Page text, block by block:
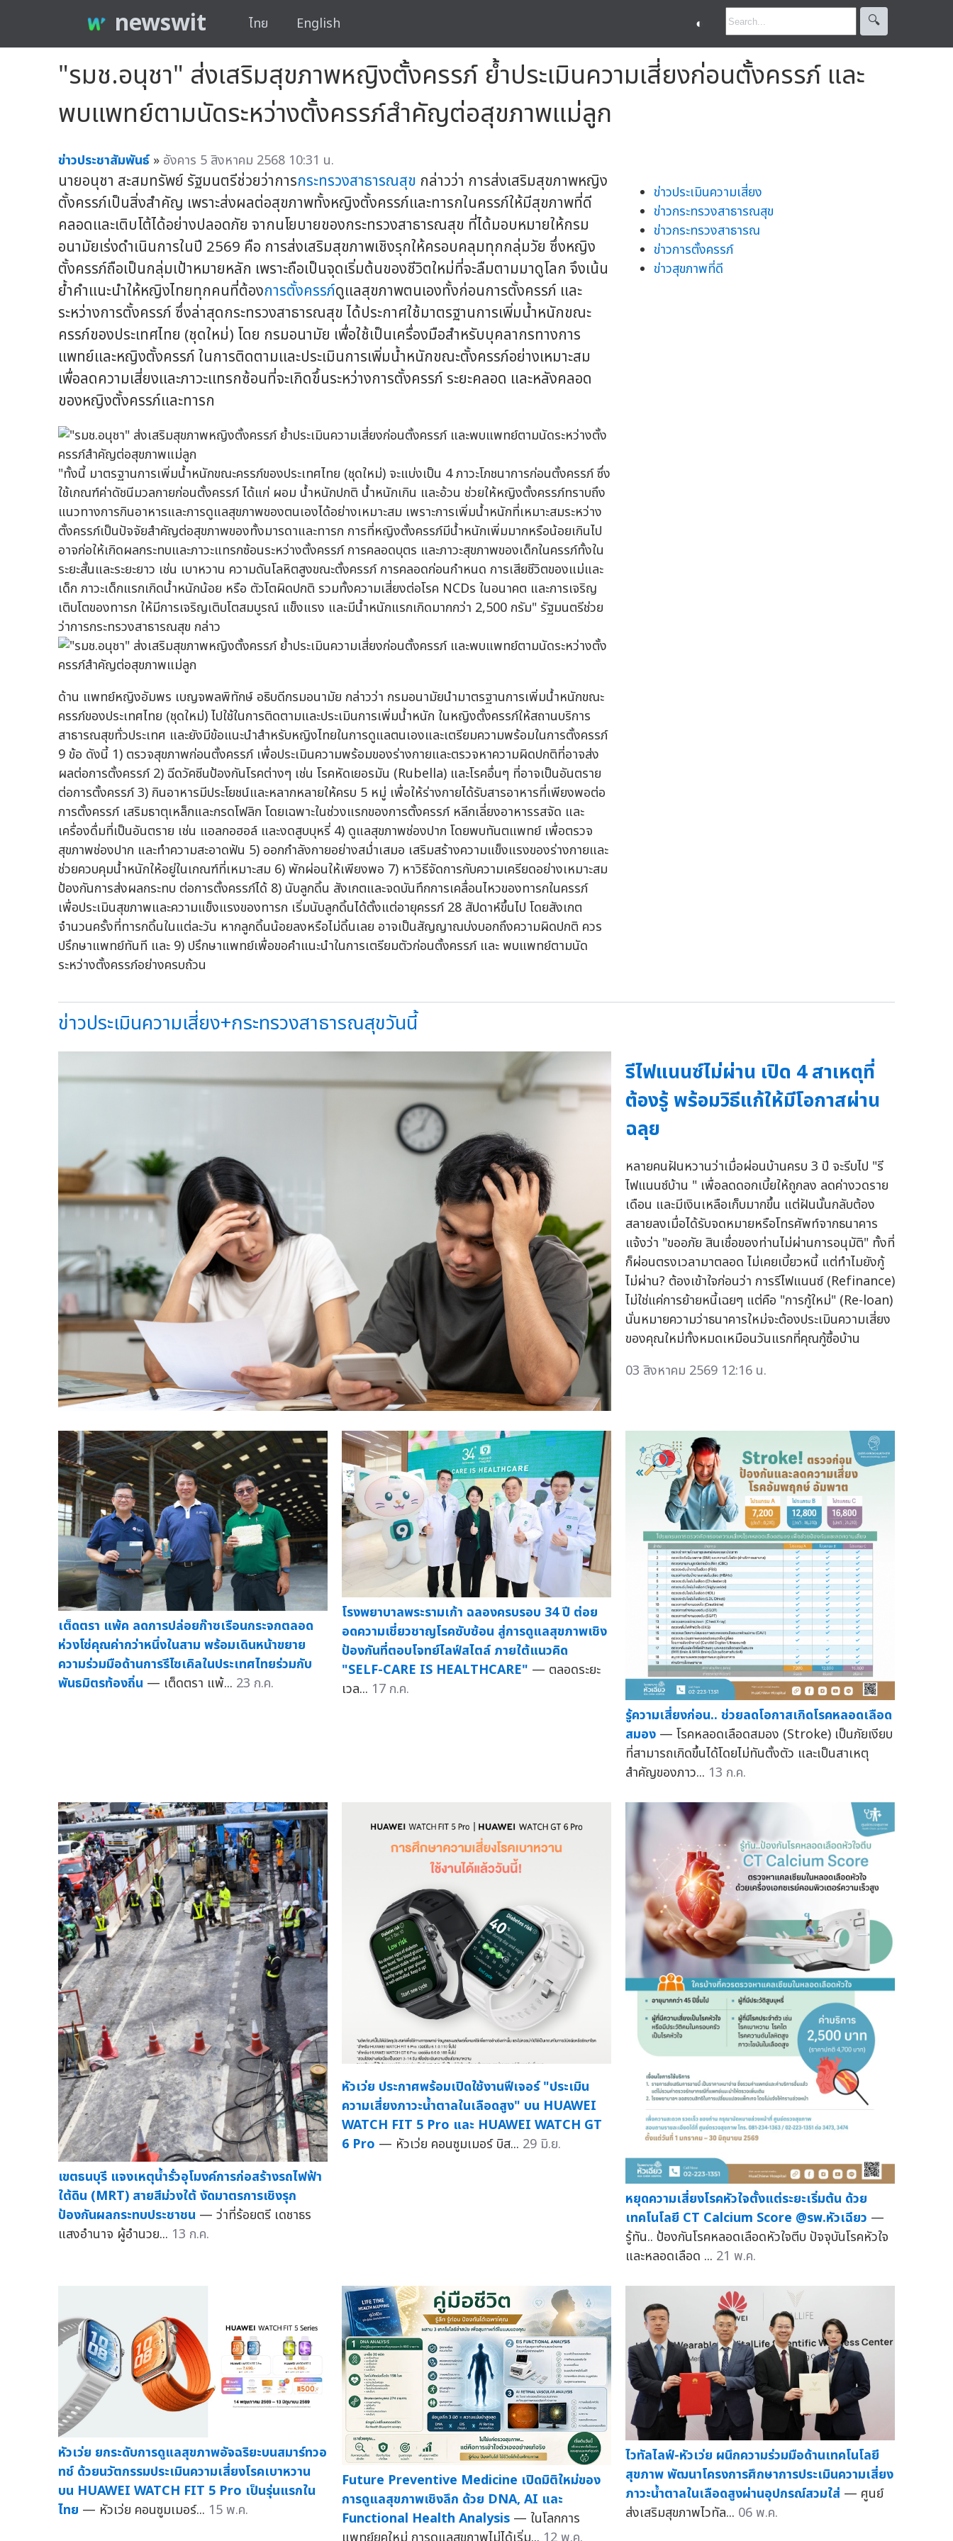
newswit ไทย English ◐ 🔍︎
"รมช.อนุชา" ส่งเสริมสุขภาพหญิงตั้งครรภ์ ย้ำประเมินความเสี่ยงก่อนตั้งครรภ์ และ
พบแพทย์ตามนัดระหว่างตั้งครรภ์สำคัญต่อสุขภาพแม่ลูก
ข่าวประชาสัมพันธ์ » อังคาร 5 สิงหาคม 2568 10:31 น.
นายอนุชา สะสมทรัพย์ รัฐมนตรีช่วยว่าการกระทรวงสาธารณสุข กล่าวว่า การส่งเสริมสุขภาพหญิง
ตั้งครรภ์เป็นสิ่งสำคัญ เพราะส่งผลต่อสุขภาพทั้งหญิงตั้งครรภ์และทารกในครรภ์ให้มีสุขภาพที่ดี
คลอดและเติบโต้ได้อย่างปลอดภัย จากนโยบายของกระทรวงสาธารณสุข ที่ได้มอบหมายให้กรม
อนามัยเร่งดำเนินการในปี 2569 คือ การส่งเสริมสุขภาพเชิงรุกให้ครอบคลุมทุกกลุ่มวัย ซึ่งหญิง
ตั้งครรภ์ถือเป็นกลุ่มเป้าหมายหลัก เพราะถือเป็นจุดเริ่มต้นของชีวิตใหม่ที่จะลืมตามมาดูโลก จึงเน้น
ย้ำคำแนะนำให้หญิงไทยทุกคนที่ต้องการตั้งครรภ์ดูแลสุขภาพตนเองทั้งก่อนการตั้งครรภ์ และ
ระหว่างการตั้งครรภ์ ซึ่งล่าสุดกระทรวงสาธารณสุข ได้ประกาศใช้มาตรฐานการเพิ่มน้ำหนักขณะ
ครรภ์ของประเทศไทย (ชุดใหม่) โดย กรมอนามัย เพื่อใช้เป็นเครื่องมือสำหรับบุคลากรทางการ
แพทย์และหญิงตั้งครรภ์ ในการติดตามและประเมินการเพิ่มน้ำหนักขณะตั้งครรภ์อย่างเหมาะสม
เพื่อลดความเสี่ยงและภาวะแทรกซ้อนที่จะเกิดขึ้นระหว่างการตั้งครรภ์ ระยะคลอด และหลังคลอด
ของหญิงตั้งครรภ์และทารก
"ทั้งนี้ มาตรฐานการเพิ่มน้ำหนักขณะครรภ์ของประเทศไทย (ชุดใหม่) จะแบ่งเป็น 4 ภาวะโภชนาการก่อนตั้งครรภ์ ซึ่ง
ใช้เกณฑ์ค่าดัชนีมวลกายก่อนตั้งครรภ์ ได้แก่ ผอม น้ำหนักปกติ น้ำหนักเกิน และอ้วน ช่วยให้หญิงตั้งครรภ์ทราบถึง
แนวทางการกินอาหารและการดูแลสุขภาพของตนเองได้อย่างเหมาะสม เพราะการเพิ่มน้ำหนักที่เหมาะสมระหว่าง
ตั้งครรภ์เป็นปัจจัยสำคัญต่อสุขภาพของทั้งมารดาและทารก การที่หญิงตั้งครรภ์มีน้ำหนักเพิ่มมากหรือน้อยเกินไป
อาจก่อให้เกิดผลกระทบและภาวะแทรกซ้อนระหว่างตั้งครรภ์ การคลอดบุตร และภาวะสุขภาพของเด็กในครรภ์ทั้งใน
ระยะสั้นและระยะยาว เช่น เบาหวาน ความดันโลหิตสูงขณะตั้งครรภ์ การคลอดก่อนกำหนด การเสียชีวิตของแม่และ
เด็ก ภาวะเด็กแรกเกิดน้ำหนักน้อย หรือ ตัวโตผิดปกติ รวมทั้งความเสี่ยงต่อโรค NCDs ในอนาคต และการเจริญ
เติบโตของทารก ให้มีการเจริญเติบโตสมบูรณ์ แข็งแรง และมีน้ำหนักแรกเกิดมากกว่า 2,500 กรัม" รัฐมนตรีช่วย
ว่าการกระทรวงสาธารณสุข กล่าว
ด้าน แพทย์หญิงอัมพร เบญจพลพิทักษ์ อธิบดีกรมอนามัย กล่าวว่า กรมอนามัยนำมาตรฐานการเพิ่มน้ำหนักขณะ
ครรภ์ของประเทศไทย (ชุดใหม่) ไปใช้ในการติดตามและประเมินการเพิ่มน้ำหนัก ในหญิงตั้งครรภ์ให้สถานบริการ
สาธารณสุขทั่วประเทศ และยังมีข้อแนะนำสำหรับหญิงไทยในการดูแลตนเองและเตรียมความพร้อมในการตั้งครรภ์
9 ข้อ ดังนี้ 1) ตรวจสุขภาพก่อนตั้งครรภ์ เพื่อประเมินความพร้อมของร่างกายและตรวจหาความผิดปกติที่อาจส่ง
ผลต่อการตั้งครรภ์ 2) ฉีดวัคซีนป้องกันโรคต่างๆ เช่น โรคหัดเยอรมัน (Rubella) และโรคอื่นๆ ที่อาจเป็นอันตราย
ต่อการตั้งครรภ์ 3) กินอาหารมีประโยชน์และหลากหลายให้ครบ 5 หมู่ เพื่อให้ร่างกายได้รับสารอาหารที่เพียงพอต่อ
การตั้งครรภ์ เสริมธาตุเหล็กและกรดโฟลิก โดยเฉพาะในช่วงแรกของการตั้งครรภ์ หลีกเลี่ยงอาหารรสจัด และ
เครื่องดื่มที่เป็นอันตราย เช่น แอลกอฮอล์ และงดสูบบุหรี่ 4) ดูแลสุขภาพช่องปาก โดยพบทันตแพทย์ เพื่อตรวจ
สุขภาพช่องปาก และทำความสะอาดฟัน 5) ออกกำลังกายอย่างสม่ำเสมอ เสริมสร้างความแข็งแรงของร่างกายและ
ช่วยควบคุมน้ำหนักให้อยู่ในเกณฑ์ที่เหมาะสม 6) พักผ่อนให้เพียงพอ 7) หาวิธีจัดการกับความเครียดอย่างเหมาะสม
ป้องกันการส่งผลกระทบ ต่อการตั้งครรภ์ได้ 8) นับลูกดิ้น สังเกตและจดบันทึกการเคลื่อนไหวของทารกในครรภ์
เพื่อประเมินสุขภาพและความแข็งแรงของทารก เริ่มนับลูกดิ้นได้ตั้งแต่อายุครรภ์ 28 สัปดาห์ขึ้นไป โดยสังเกต
จำนวนครั้งที่ทารกดิ้นในแต่ละวัน หากลูกดิ้นน้อยลงหรือไม่ดิ้นเลย อาจเป็นสัญญาณบ่งบอกถึงความผิดปกติ ควร
ปรึกษาแพทย์ทันที และ 9) ปรึกษาแพทย์เพื่อขอคำแนะนำในการเตรียมตัวก่อนตั้งครรภ์ และ พบแพทย์ตามนัด
ระหว่างตั้งครรภ์อย่างครบถ้วน
ข่าวประเมินความเสี่ยง
ข่าวกระทรวงสาธารณสุข
ข่าวกระทรวงสาธารณ
ข่าวการตั้งครรภ์
ข่าวสุขภาพที่ดี
ข่าวประเมินความเสี่ยง+กระทรวงสาธารณสุขวันนี้
รีไฟแนนซ์ไม่ผ่าน เปิด 4 สาเหตุที่
ต้องรู้ พร้อมวิธีแก้ให้มีโอกาสผ่าน
ฉลุย
หลายคนฝันหวานว่าเมื่อผ่อนบ้านครบ 3 ปี จะรีบไป "รี
ไฟแนนซ์บ้าน " เพื่อลดดอกเบี้ยให้ถูกลง ลดค่างวดราย
เดือน และมีเงินเหลือเก็บมากขึ้น แต่ฝันนั้นกลับต้อง
สลายลงเมื่อได้รับจดหมายหรือโทรศัพท์จากธนาคาร
แจ้งว่า "ขออภัย สินเชื่อของท่านไม่ผ่านการอนุมัติ" ทั้งที่
ก็ผ่อนตรงเวลามาตลอด ไม่เคยเบี้ยวหนี้ แต่ทำไมยังกู้
ไม่ผ่าน? ต้องเข้าใจก่อนว่า การรีไฟแนนซ์ (Refinance)
ไม่ใช่แค่การย้ายหนี้เฉยๆ แต่คือ "การกู้ใหม่" (Re-loan)
นั่นหมายความว่าธนาคารใหม่จะต้องประเมินความเสี่ยง
ของคุณใหม่ทั้งหมดเหมือนวันแรกที่คุณกู้ซื้อบ้าน
03 สิงหาคม 2569 12:16 น.
เต็ดตรา แพ้ค ลดการปล่อยก๊าซเรือนกระจกตลอด
ห่วงโซ่คุณค่ากว่าหนึ่งในสาม พร้อมเดินหน้าขยาย
ความร่วมมือด้านการรีไซเคิลในประเทศไทยร่วมกับ
พันธมิตรท้องถิ่น — เต็ดตรา แพ้... 23 ก.ค.
โรงพยาบาลพระรามเก้า ฉลองครบรอบ 34 ปี ต่อย
อดความเชี่ยวชาญโรคซับซ้อน สู่การดูแลสุขภาพเชิง
ป้องกันที่ตอบโจทย์ไลฟ์สไตล์ ภายใต้แนวคิด
"SELF-CARE IS HEALTHCARE" — ตลอดระยะ
เวล... 17 ก.ค.
รู้ความเสี่ยงก่อน.. ช่วยลดโอกาสเกิดโรคหลอดเลือด
สมอง — โรคหลอดเลือดสมอง (Stroke) เป็นภัยเงียบ
ที่สามารถเกิดขึ้นได้โดยไม่ทันตั้งตัว และเป็นสาเหตุ
สำคัญของภาว... 13 ก.ค.
เขตธนบุรี แจงเหตุน้ำรั่วอุโมงค์การก่อสร้างรถไฟฟ้า
ใต้ดิน (MRT) สายสีม่วงใต้ งัดมาตรการเชิงรุก
ป้องกันผลกระทบประชาชน — ว่าที่ร้อยตรี เดชาธร
แสงอำนาจ ผู้อำนวย... 13 ก.ค.
หัวเว่ย ประกาศพร้อมเปิดใช้งานฟีเจอร์ "ประเมิน
ความเสี่ยงภาวะน้ำตาลในเลือดสูง" บน HUAWEI
WATCH FIT 5 Pro และ HUAWEI WATCH GT
6 Pro — หัวเว่ย คอนซูมเมอร์ บิส... 29 มิ.ย.
หยุดความเสี่ยงโรคหัวใจตั้งแต่ระยะเริ่มต้น ด้วย
เทคโนโลยี CT Calcium Score @รพ.หัวเฉียว —
รู้ทัน.. ป้องกันโรคหลอดเลือดหัวใจตีบ ปัจจุบันโรคหัวใจ
และหลอดเลือด ... 21 พ.ค.
หัวเว่ย ยกระดับการดูแลสุขภาพอัจฉริยะบนสมาร์ทวอ
ทช์ ด้วยนวัตกรรมประเมินความเสี่ยงโรคเบาหวาน
บน HUAWEI WATCH FIT 5 Pro เป็นรุ่นแรกใน
ไทย — หัวเว่ย คอนซูมเมอร์... 15 พ.ค.
Future Preventive Medicine เปิดมิติใหม่ของ
การดูแลสุขภาพเชิงลึก ด้วย DNA, AI และ
Functional Health Analysis — ในโลกการ
ไวทัลไลฟ์-หัวเว่ย ผนึกความร่วมมือด้านเทคโนโลยี
สุขภาพ พัฒนาโครงการศึกษาการประเมินความเสี่ยง
ภาวะน้ำตาลในเลือดสูงผ่านอุปกรณ์สวมใส่ — ศูนย์
ส่งเสริมสุขภาพไวทัล... 06 พ.ค.